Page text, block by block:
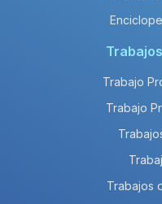
Trabajo
Trabajo
Trabajos